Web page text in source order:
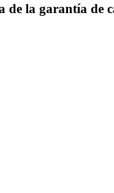
la garantía de